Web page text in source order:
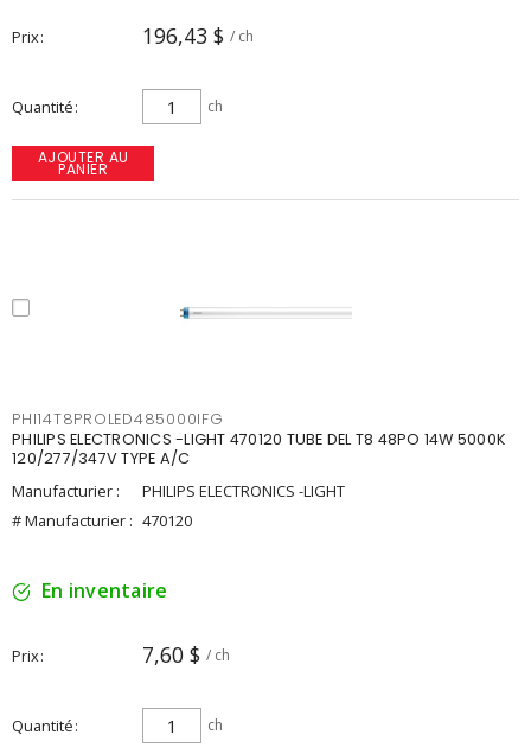
Prix 196,43 $ / ch
Quantité ch
AJOUTER AU
PANIER
PHI14T8PROLED485000IFG
PHILIPS ELECTRONICS -LIGHT 470120 TUBE DEL T8 48PO 14W 5000K
120/277/347V TYPE A/C
Manufacturier :
PHILIPS ELECTRONICS -LIGHT
# Manufacturier : 470120
En inventaire
Prix 7,60 $ / ch
Quantité ch